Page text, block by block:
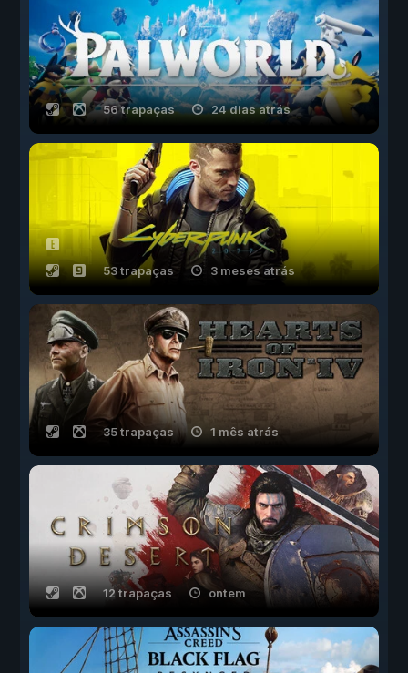
56 trapaças 24 dias atrás
53 trapaças 3 meses atrás
35 trapaças 1 mês atrás
12 trapaças ontem